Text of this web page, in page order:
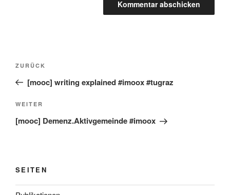
Beitragsnavigation
Vorheriger
Beitrag
ZURÜCK
[mooc] writing explained #imoox #tugraz
Nächster
Beitrag
WEITER
[mooc] Demenz.Aktivgemeinde #imoox
SEITEN